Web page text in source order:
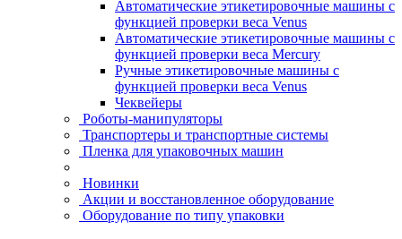
Автоматические этикетировочные машины с
функцией проверки веса Venus
Автоматические этикетировочные машины с
функцией проверки веса Mercury
Ручные этикетировочные машины с
функцией проверки веса Venus
Чеквейеры
Роботы-манипуляторы
Транспортеры и транспортные системы
Пленка для упаковочных машин
Новинки
Акции и восстановленное оборудование
Оборудование по типу упаковки